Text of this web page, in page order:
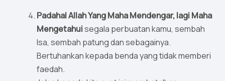
Padahal Allah Yang Maha Mendengar, lagi Maha
Mengetahuisegala perbuatan kamu, sembah
Isa, sembah patung dan sebagainya.
Bertuhankan kepada benda yang tidak memberi
faedah.